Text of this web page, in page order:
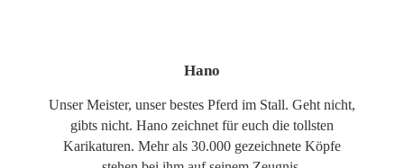
Hano
Unser Meister, unser bestes Pferd im Stall. Geht nicht,
gibts nicht. Hano zeichnet für euch die tollsten
Karikaturen. Mehr als 30.000 gezeichnete Köpfe